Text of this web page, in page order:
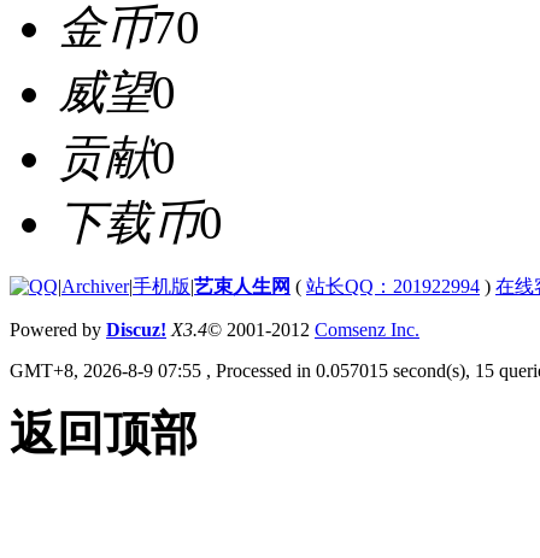
金币70
威望0
贡献0
下载币0
|Archiver|手机版|艺束人生网 ( 站长QQ：201922994 ) 在线
Powered by Discuz! X3.4© 2001-2012 Comsenz Inc.
GMT+8, 2026-8-9 07:55 , Processed in 0.057015 second(s), 15
返回顶部